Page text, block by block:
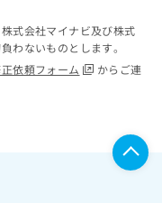
式会社マイナビ及び株式
わないものとします。
依頼フォーム
からご連